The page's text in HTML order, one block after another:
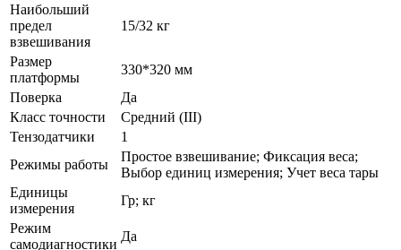
Наибольший
предел
взвешивания
15/32 кг
Размер
платформы
330*320 мм
Поверка
Да
Класс точности
Средний (III)
Тензодатчики
1
Режимы работы
Простое взвешивание; Фиксация веса;
Выбор единиц измерения; Учет веса тары
Единицы
измерения
Гр; кг
Режим
самодиагностики
Да